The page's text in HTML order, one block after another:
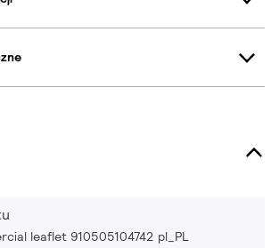
leaflet 910505104742 pl_PL